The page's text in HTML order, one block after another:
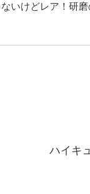
いけどレア！研
ハイキ